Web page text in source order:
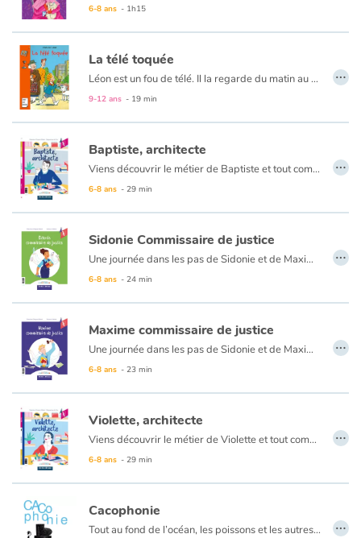
6-8 ans - 1h15
La télé toquée
Léon est un fou de télé. Il la regarde du matin au soir. Il la regarderait même la nuit s'il le pouvait... Mais un beau dimanche, la télé tombe en panne. Horreur : ses parents, soulagés, renoncent à la faire réparer. Léon est désespéré. Pris de pitié, son parrain lui offre un cadeau extraordinaire : une mini-télé, rien qu'à lui, qu'il peut regarder où ça lui plaît, quand ça lui plaît. Commencent alors pour Léon des aventures plus palpitantes que ses feuilletons préférés. Car ce cadeau inattendu n'est vraiment pas ordinaire..
9-12 ans - 19 min
…
Baptiste, architecte
Viens découvrir le métier de Baptiste et tout comprendre sur le métier d’architecte ! Une partie documentaire t’éclairera sur l’histoire du métier, son vocabulaire et plein d’infos passionnantes !
6-8 ans - 29 min
…
Sidonie Commissaire de justice
Une journée dans les pas de Sidonie et de Maxime, tous deux commissaires de justice passionnés par leur métier. Ils travaillent ensemble, mais chacun raconte sa journée d’un côté du livre, c’est renversant !
6-8 ans - 24 min
…
Maxime commissaire de justice
Une journée dans les pas de Sidonie et de Maxime, tous deux commissaires de justice passionnés par leur métier. Ils travaillent ensemble, mais chacun raconte sa journée d’un côté du livre, c’est renversant !
6-8 ans - 23 min
…
Violette, architecte
Viens découvrir le métier de Violette et tout comprendre sur le métier d’architecte ! Une partie documentaire t’éclairera sur l’histoire du métier, son vocabulaire et plein d’infos passionnantes !
6-8 ans - 29 min
…
Cacophonie
Tout au fond de l’océan, les poissons et les autres habitants des lieux sont musiciens et font entendre une joyeuse cacophonie. Le pêcheur se laissera-t-il charmer ? Une trompette, un piano... Quel autre instrument retrouverez-vous dans cet orchestre ? …